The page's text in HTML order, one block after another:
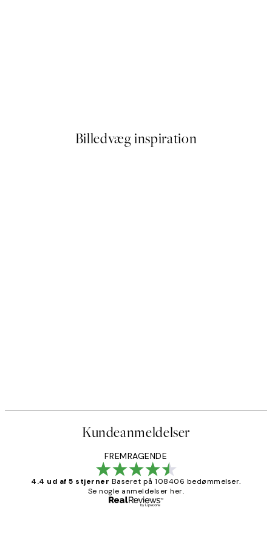
Billedvæg inspiration
Kundeanmeldelser
FREMRAGENDE
4.4 ud af 5 stjerner Baseret på 108406 bedømmelser.
Se nogle anmeldelser her.